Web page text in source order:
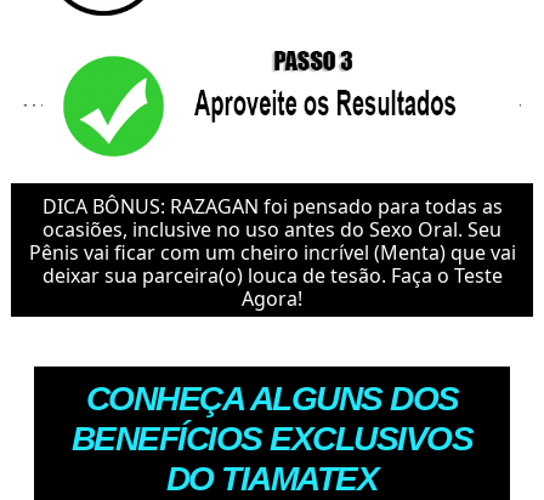
DICA BÔNUS: RAZAGAN foi pensado para todas as
ocasiões, inclusive no uso antes do Sexo Oral. Seu
Pênis vai ficar com um cheiro incrível (Menta) que vai
deixar sua parceira(o) louca de tesão. Faça o Teste
Agora!
CONHEÇA ALGUNS DOS
BENEFÍCIOS EXCLUSIVOS
DO TIAMATEX